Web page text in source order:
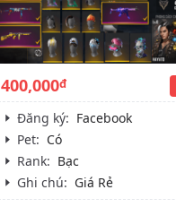
400,000đ
Đăng ký: Facebook
Pet: Có
Rank: Bạc
Ghi chú: Giá Rẻ